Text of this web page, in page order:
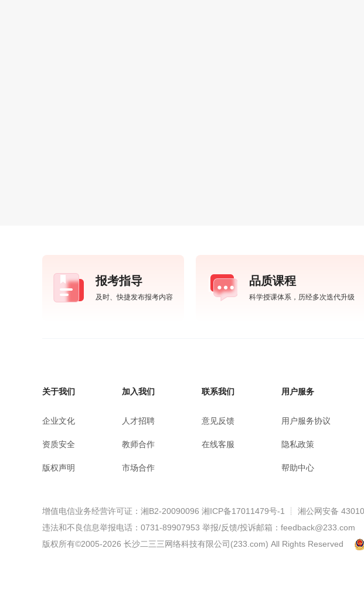
报考指导
及时、快捷发布报考内容
品质课程
科学授课体系，历经多次迭代升级
关于我们
企业文化
资质安全
版权声明
加入我们
人才招聘
教师合作
市场合作
联系我们
意见反馈
在线客服
用户服务
用户服务协议
隐私政策
帮助中心
增值电信业务经营许可证：湘B2-20090096 湘ICP备17011479号-1 ┊ 湘公网安备
违法和不良信息举报电话：0731-89907953 举报/反馈/投诉邮箱：feedback@233.com
版权所有©2005-2026 长沙二三三网络科技有限公司(233.com) All Rights Reserved